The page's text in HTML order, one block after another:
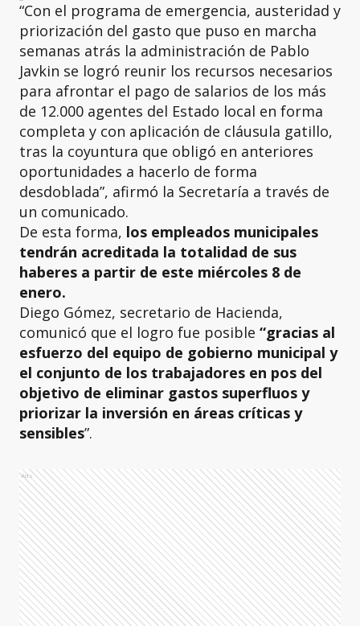
“Con el programa de emergencia, austeridad y
priorización del gasto que puso en marcha
semanas atrás la administración de Pablo
Javkin se logró reunir los recursos necesarios
para afrontar el pago de salarios de los más
de 12.000 agentes del Estado local en forma
completa y con aplicación de cláusula gatillo,
tras la coyuntura que obligó en anteriores
oportunidades a hacerlo de forma
desdoblada”, afirmó la Secretaría a través de
un comunicado.
De esta forma, los empleados municipales
tendrán acreditada la totalidad de sus
haberes a partir de este miércoles 8 de
enero.
Diego Gómez, secretario de Hacienda,
comunicó que el logro fue posible “gracias al
esfuerzo del equipo de gobierno municipal y
el conjunto de los trabajadores en pos del
objetivo de eliminar gastos superfluos y
priorizar la inversión en áreas críticas y
sensibles”.
Ads